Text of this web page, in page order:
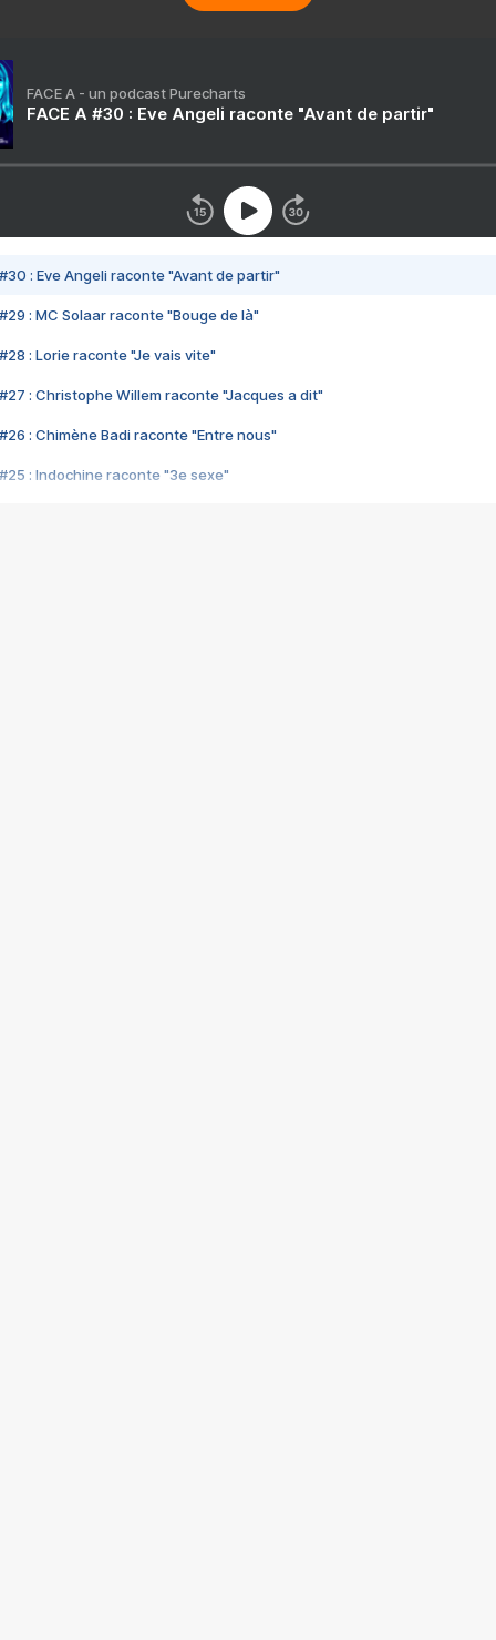
FACE A - un podcast Purecharts
FACE A #30 : Eve Angeli raconte "Avant de partir"
#30 : Eve Angeli raconte "Avant de partir"
#29 : MC Solaar raconte "Bouge de là"
#28 : Lorie raconte "Je vais vite"
#27 : Christophe Willem raconte "Jacques a dit"
#26 : Chimène Badi raconte "Entre nous"
#25 : Indochine raconte "3e sexe"